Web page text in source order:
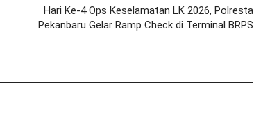
Hari Ke-4 Ops Keselamatan LK 2026, Polresta
Pekanbaru Gelar Ramp Check di Terminal BRPS